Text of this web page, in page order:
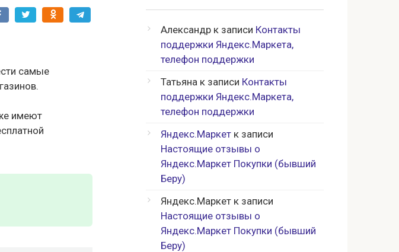
самые
имеют
Александр к записи Контакты
поддержки Яндекс.Маркета,
телефон поддержки
Татьяна к записи Контакты
поддержки Яндекс.Маркета,
телефон поддержки
Яндекс.Маркет к записи
Настоящие отзывы о
Яндекс.Маркет Покупки (бывший
Беру)
Яндекс.Маркет к записи
Настоящие отзывы о
Яндекс.Маркет Покупки (бывший
Беру)